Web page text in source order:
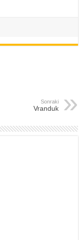
Sonraki
Vranduk